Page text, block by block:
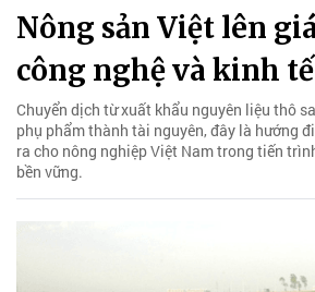
Nông sản Việt lên
công nghệ và kinh
Chuyển dịch từ xuất khẩu nguyên liệu thô
phụ phẩm thành tài nguyên, đây là hướng
ra cho nông nghiệp Việt Nam trong tiến
bền vững.